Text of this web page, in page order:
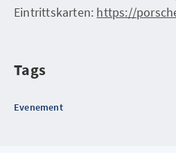
Eintrittskarten: https://
Tags
Evenement